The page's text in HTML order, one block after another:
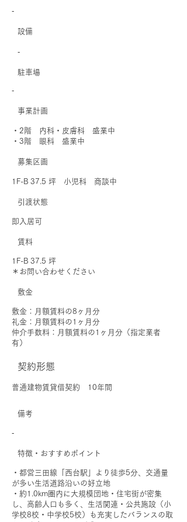
‐
​設備
‐
駐車場
‐
事業計画
・2階 内科・皮膚科 盛業中
・3階 眼科 盛業中
募集区画
1F-B 37.5 坪 小児科 商談中
引渡状態
即入居可
賃料
1F-B 37.5 坪
＊お問い合わせください
敷金
敷金：月額賃料の8ヶ月分
礼金：月額賃料の1ヶ月分
仲介手数料：月額賃料の1ヶ月分（指定業者
有）
契約形態
普通建物賃貸借契約 10年間
備考
‐
特徴・おすすめポイント
・都営三田線「西台駅」より徒歩5分、交通量
が多い生活道路沿いの好立地
・約1.0km圏内に大規模団地・住宅街が密集
し、高齢人口も多く、生活関連・公共施設（小
学校8校・中学校5校）も充実したバランスの取